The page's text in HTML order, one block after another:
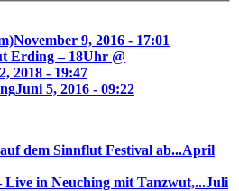
November 9, 2016 - 17:01
Erding – 18Uhr @
2018 - 19:47
Juni 5, 2016 - 09:22
dem Sinnflut Festival ab...April
Live in Neuching mit Tanzwut,...Juli